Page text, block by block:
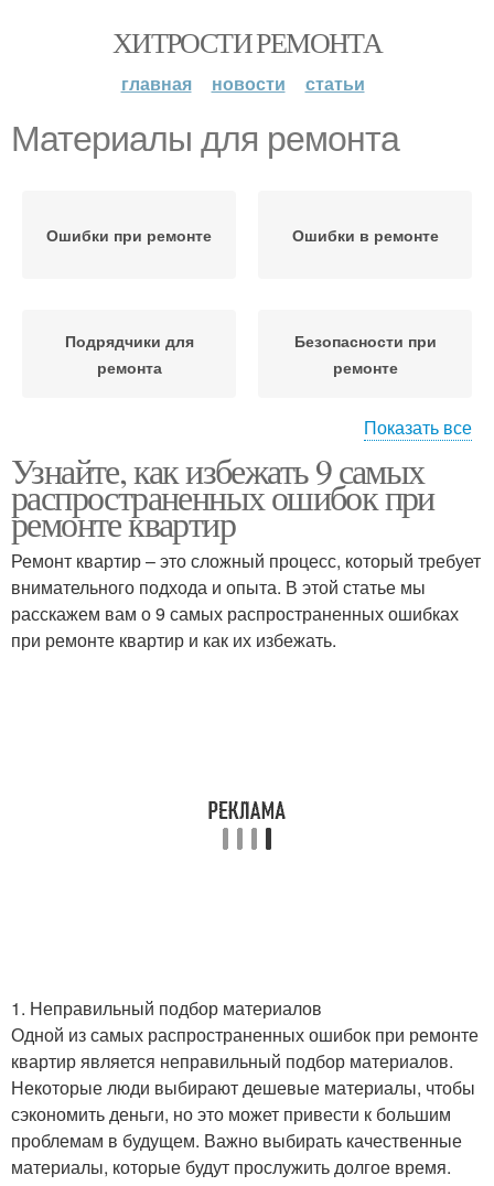
ХИТРОСТИ РЕМОНТА
главная новости статьи
Материалы для ремонта
Ошибки при ремонте Ошибки в ремонте
Подрядчики для
ремонта
Безопасности при
ремонте
Подрядчики при
ремонте
Бюджет на ремонт
Экономный ремонт Подготовка к ремонту
Стен при бюджетном
ремонте
Покрытия для
бюджетного ремонта
Розетки при бюджетном
Показать все
Узнайте, как избежать 9 самых
распространенных ошибок при
ремонте квартир
Ремонт квартир – это сложный процесс, который требует
внимательного подхода и опыта. В этой статье мы
расскажем вам о 9 самых распространенных ошибках
при ремонте квартир и как их избежать.
1. Неправильный подбор материалов
Одной из самых распространенных ошибок при ремонте
квартир является неправильный подбор материалов.
Некоторые люди выбирают дешевые материалы, чтобы
сэкономить деньги, но это может привести к большим
проблемам в будущем. Важно выбирать качественные
материалы, которые будут прослужить долгое время.